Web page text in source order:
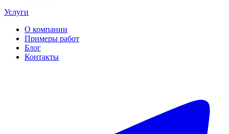
Услуги
О компании
Примеры работ
Блог
Контакты